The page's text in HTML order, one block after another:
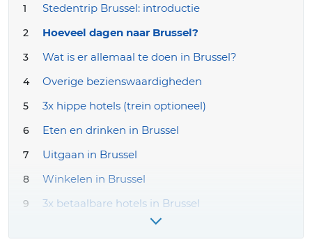
Stedentrip Brussel: introductie
Hoeveel dagen naar Brussel?
Wat is er allemaal te doen in Brussel?
Overige bezienswaardigheden
3x hippe hotels (trein optioneel)
Eten en drinken in Brussel
Uitgaan in Brussel
Winkelen in Brussel
3x betaalbare hotels in Brussel
Reizen naar Brussel - hoe kom je er?